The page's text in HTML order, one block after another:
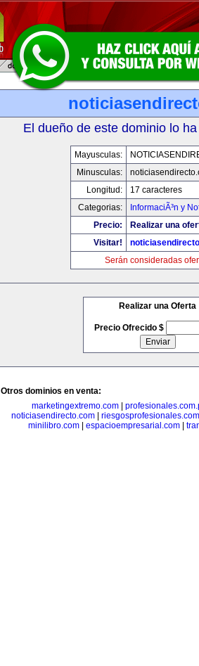
El dueño de este dominio lo
Mayusculas:
Minusculas:
Longitud:
17 caracteres
Categorias:
InformaciÃ³n y
Precio:
Realizar una
Visitar!
Serán consideradas
Realizar una Oferta
Precio Ofrecido $
Otros dominios en venta:
marketingextremo.com|
noticiasendirecto.com
riesgosprofesionales.com
minilibro.com| espacioempresarial.com|